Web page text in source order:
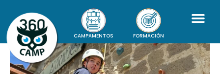
CAMPAMENTOS FORMACIÓN